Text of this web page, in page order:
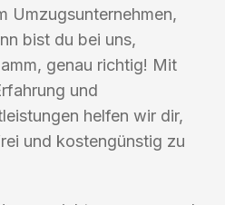
Umzugsunternehmen,
bist du bei uns,
genau richtig! Mit
und
helfen wir dir,
und kostengünstig zu